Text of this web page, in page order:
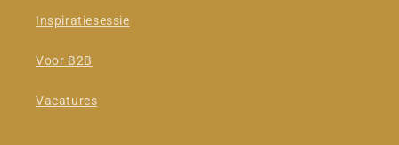
Inspiratiesessie
Voor B2B
Vacatures